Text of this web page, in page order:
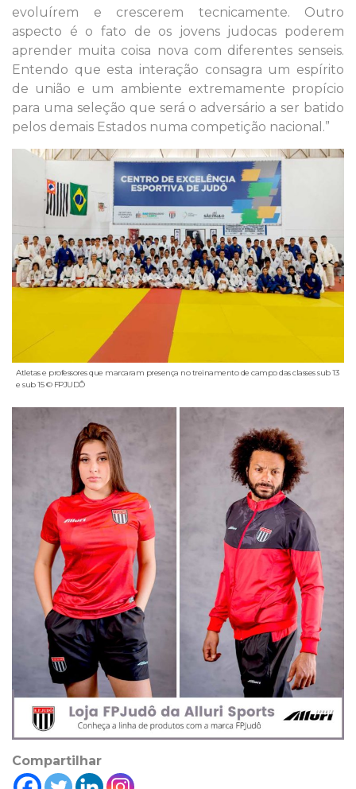
evoluírem e crescerem tecnicamente. Outro
aspecto é o fato de os jovens judocas poderem
aprender muita coisa nova com diferentes senseis.
Entendo que esta interação consagra um espírito
de união e um ambiente extremamente propício
para uma seleção que será o adversário a ser batido
pelos demais Estados numa competição nacional.”
Atletas e professores que marcaram presença no treinamento de campo das classes sub 13
e sub 15 © FPJUDÔ
Compartilhar